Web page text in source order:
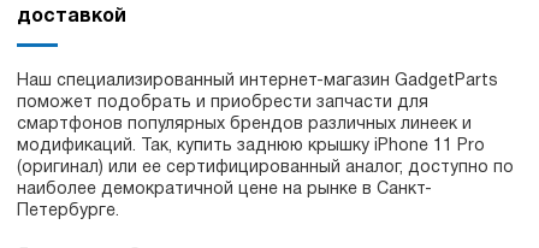
доставкой
Наш специализированный интернет-магазин GadgetParts
поможет подобрать и приобрести запчасти для
смартфонов популярных брендов различных линеек и
модификаций. Так, купить заднюю крышку iPhone 11 Pro
(оригинал) или ее сертифицированный аналог, доступно по
наиболее демократичной цене на рынке в Санкт-
Петербурге.